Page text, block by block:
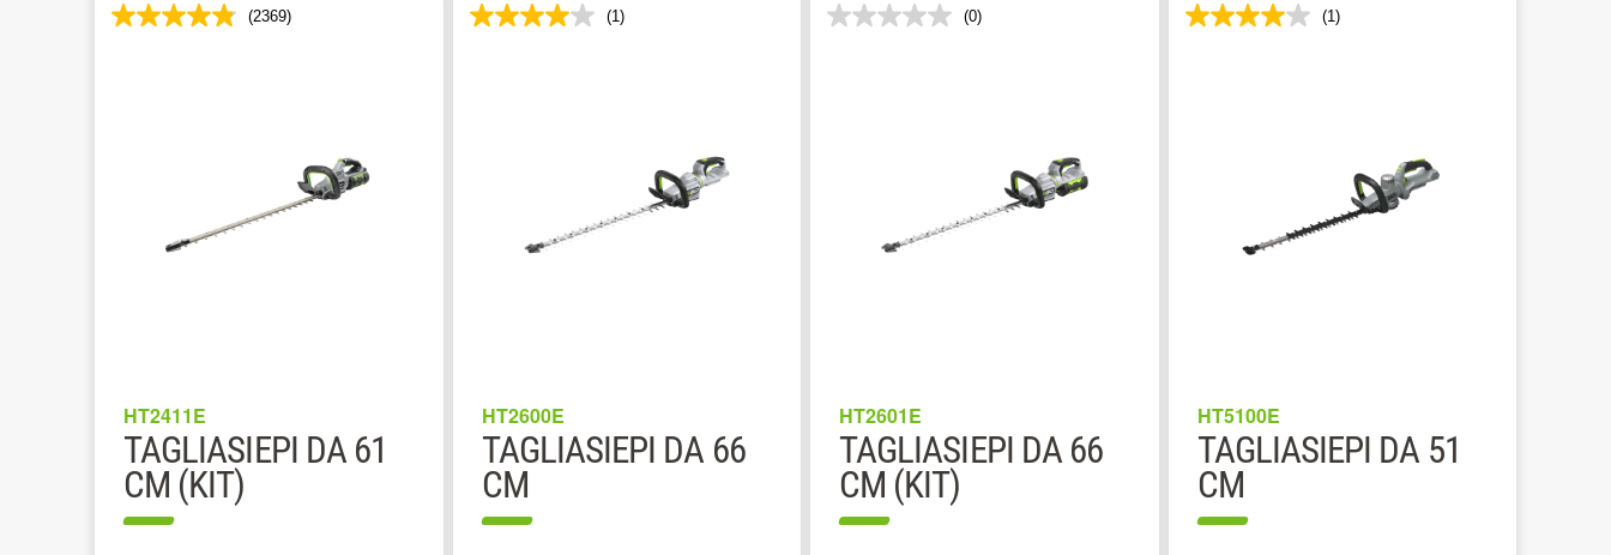
(2369)
HT2411E
TAGLIASIEPI DA 61
CM (KIT)
(1)
HT2600E
TAGLIASIEPI DA 66
CM
(0)
HT2601E
TAGLIASIEPI DA 66
CM (KIT)
(1)
HT5100E
TAGLIASIEPI DA 51
CM